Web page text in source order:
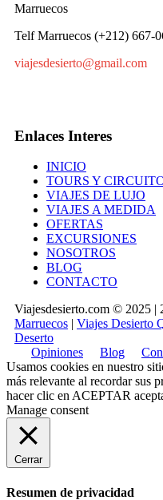
Marruecos
Telf Marruecos (+212) 667-
viajesdesierto@gmail.com
Enlaces Interes
INICIO
TOURS Y
VIAJES DE LUJO
VIAJES A MEDIDA
OFERTAS
EXCURSIONES
NOSOTROS
BLOG
CONTACTO
Viajesdesierto.com © 2025 |
Marruecos | Viajes Desierto
Deserto
Opiniones
Blog
Usamos cookies en nuestro
más relevante al recordar sus
hacer clic en ACEPTAR
Manage consent
Cerrar
Resumen de privacidad